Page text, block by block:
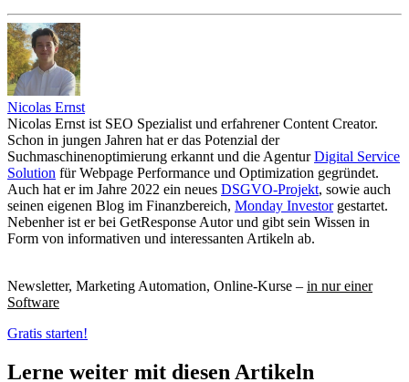
Nicolas Ernst
Nicolas Ernst ist SEO Spezialist und erfahrener Content Creator.
Schon in jungen Jahren hat er das Potenzial der
Suchmaschinenoptimierung erkannt und die AgenturDigital Service
Solution für Webpage Performance und Optimization gegründet.
Auch hat er im Jahre 2022 ein neues DSGVO-Projekt, sowie auch
seinen eigenen Blog im Finanzbereich, Monday Investorgestartet.
Nebenher ist er bei GetResponse Autor und gibt sein Wissen in
Form von informativen und interessanten Artikeln ab.
Newsletter, Marketing Automation, Online-Kurse – in nur einer
Software
Gratis starten!
Lerne weiter mit diesen Artikeln